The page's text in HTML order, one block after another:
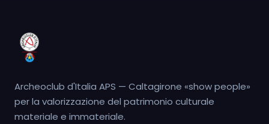
Archeoclub d'Italia APS — Caltagirone «show people»
per la valorizzazione del patrimonio culturale
materiale e immateriale.